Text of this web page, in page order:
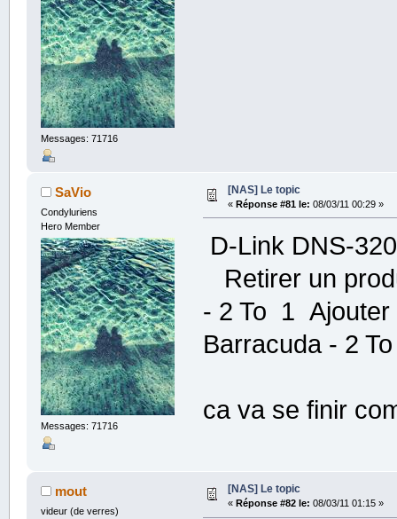
Messages: 71716
SaVio
Condyluriens
Hero Member
Messages: 71716
[NAS] Le topic
« Réponse #81 le: 08/03/11 00:29 »
D-Link DNS-
Retirer un
- 2 To 1 Ajouter
Barracuda - 2
ca va se finir
mout
videur (de verres)
[NAS] Le topic
« Réponse #82 le: 08/03/11 01:15 »